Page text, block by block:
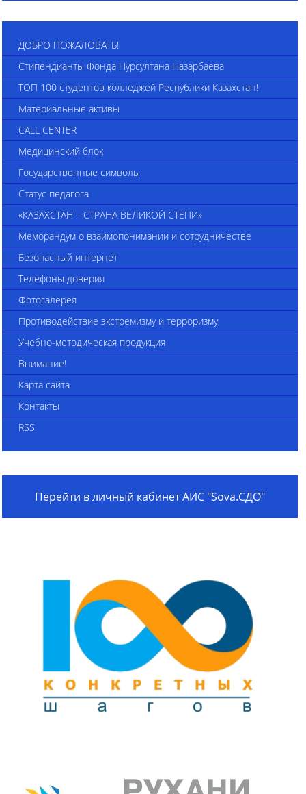
ДОБРО ПОЖАЛОВАТЬ!
Стипендианты Фонда Нурсултана Назарбаева
ТОП 100 студентов колледжей Республики Казахстан!
Материальные активы
CALL CENTER
Медицинский блок
Государственные символы
Статус педагога
«КАЗАХСТАН – СТРАНА ВЕЛИКОЙ СТЕПИ»
Меморандум о взаимопонимании и сотрудничестве
Безопасный интернет
Телефоны доверия
Фотогалерея
Противодействие экстремизму и терроризму
Учебно-методическая продукция
Внимание!
Карта сайта
Контакты
RSS
Перейти в личный кабинет АИС "Sova.СДО"